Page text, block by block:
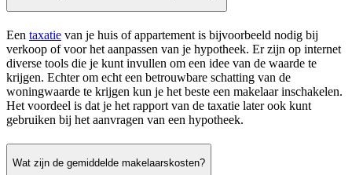
Een taxatie van je huis of appartement is bijvoorbeeld nodig bij
verkoop of voor het aanpassen van je hypotheek. Er zijn op internet
diverse tools die je kunt invullen om een idee van de waarde te
krijgen. Echter om echt een betrouwbare schatting van de
woningwaarde te krijgen kun je het beste een makelaar inschakelen.
Het voordeel is dat je het rapport van de taxatie later ook kunt
gebruiken bij het aanvragen van een hypotheek.
Wat zijn de gemiddelde makelaarskosten?